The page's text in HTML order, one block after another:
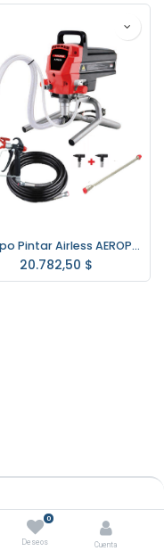
0
Deseos Cuenta
Equipo Pintar Airless AEROPRO 8628 1,2 HP.
20.782,50 $